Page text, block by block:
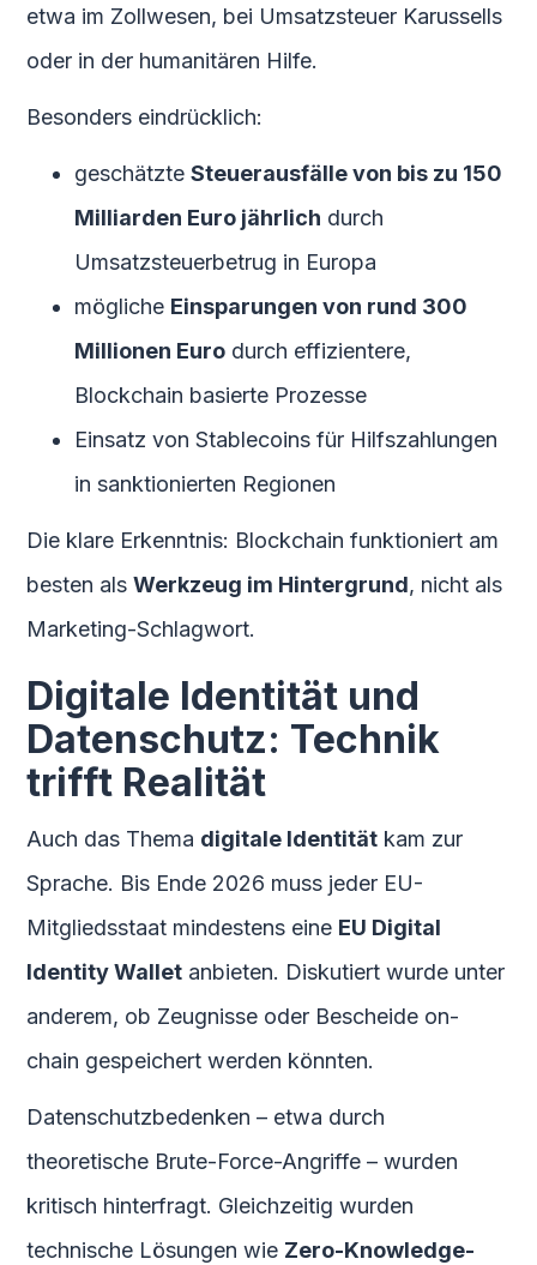
etwa im Zollwesen, bei Umsatzsteuer Karussells
oder in der humanitären Hilfe.
Besonders eindrücklich:
geschätzteSteuerausfälle von bis zu 150
Milliarden Euro jährlich durch
Umsatzsteuerbetrug in Europa
mögliche Einsparungen von rund 300
Millionen Euro durch effizientere,
Blockchain basierte Prozesse
Einsatz von Stablecoins für Hilfszahlungen
in sanktionierten Regionen
Die klare Erkenntnis: Blockchain funktioniert am
besten alsWerkzeug im Hintergrund, nicht als
Marketing-Schlagwort.
Digitale Identität und
Datenschutz: Technik
trifft Realität
Auch das Thema digitale Identität kam zur
Sprache. Bis Ende 2026 muss jeder EU-
Mitgliedsstaat mindestens eine EU Digital
Identity Wallet anbieten. Diskutiert wurde unter
anderem, ob Zeugnisse oder Bescheide on-
chain gespeichert werden könnten.
Datenschutzbedenken – etwa durch
theoretische Brute-Force-Angriffe – wurden
kritisch hinterfragt. Gleichzeitig wurden
technische Lösungen wie Zero-Knowledge-